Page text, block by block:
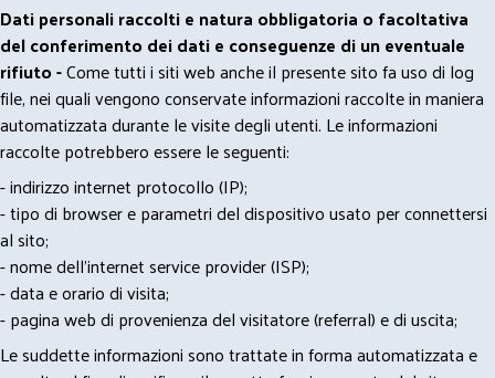
Dati personali raccolti e natura obbligatoria o facoltativa
del conferimento dei dati e conseguenze di un eventuale
rifiuto -Come tutti i siti web anche il presente sito fa uso di log
file, nei quali vengono conservate informazioni raccolte in maniera
automatizzata durante le visite degli utenti. Le informazioni
raccolte potrebbero essere le seguenti:
- indirizzo internet protocollo (IP);
- tipo di browser e parametri del dispositivo usato per connettersi
al sito;
- nome dell'internet service provider (ISP);
- data e orario di visita;
- pagina web di provenienza del visitatore (referral) e di uscita;
Le suddette informazioni sono trattate in forma automatizzata e